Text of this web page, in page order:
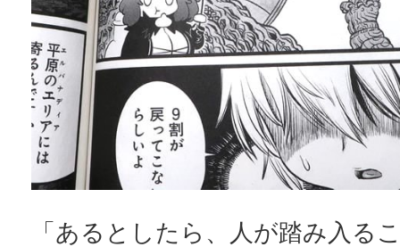
「あるとしたら、人が踏み入る